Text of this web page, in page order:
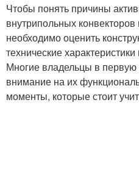
Чтобы понять причины
внутрипольных
необходимо оценить
технические
Многие владельцы в первую
внимание на их
моменты, которые стоит